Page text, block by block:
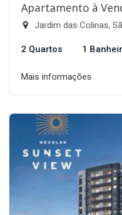
Apartamento à
Jardim das Colinas,
2 Quartos 1
Mais informações